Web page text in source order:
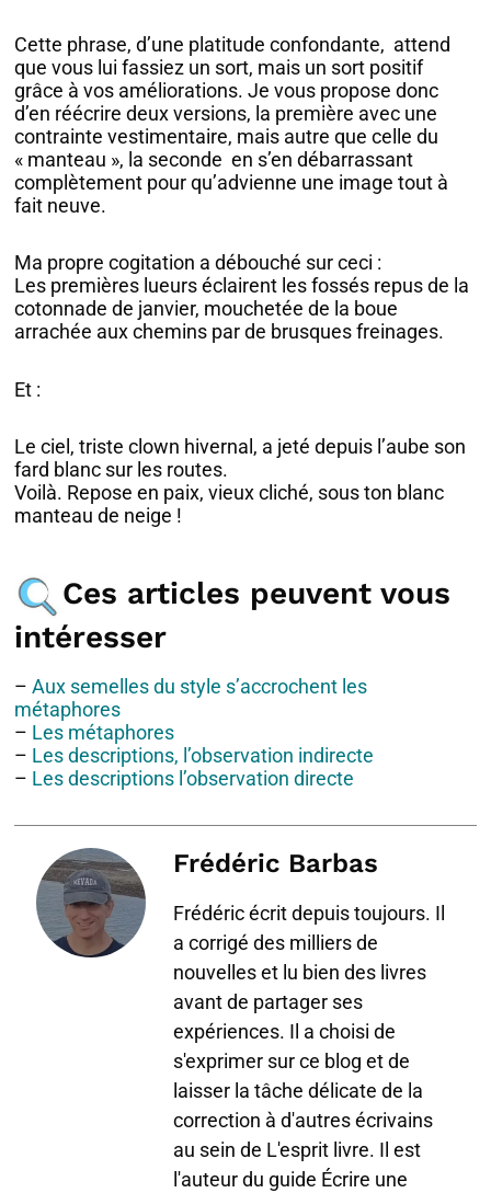
Cette phrase, d’une platitude confondante, attend
que vous lui fassiez un sort, mais un sort positif
grâce à vos améliorations. Je vous propose donc
d’en réécrire deux versions, la première avec une
contrainte vestimentaire, mais autre que celle du
« manteau », la seconde en s’en débarrassant
complètement pour qu’advienne une image tout à
fait neuve.
Ma propre cogitation a débouché sur ceci :
Les premières lueurs éclairent les fossés repus de la
cotonnade de janvier, mouchetée de la boue
arrachée aux chemins par de brusques freinages.
Et :
Le ciel, triste clown hivernal, a jeté depuis l’aube son
fard blanc sur les routes.
Voilà. Repose en paix, vieux cliché, sous ton blanc
manteau de neige !
Ces articles peuvent vous
intéresser
–Aux semelles du style s’accrochent les
métaphores
– Les métaphores
– Les descriptions, l’observation indirecte
– Les descriptions l’observation directe
Frédéric Barbas
Frédéric écrit depuis toujours. Il
a corrigé des milliers de
nouvelles et lu bien des livres
avant de partager ses
expériences. Il a choisi de
s'exprimer sur ce blog et de
laisser la tâche délicate de la
correction à d'autres écrivains
au sein de L'esprit livre. Il est
l'auteur du guide Écrire une